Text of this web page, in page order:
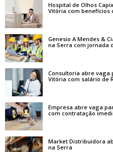
Hospital de Olhos
Vitória com benefícios
Genesio A Mendes &
na Serra com jornada
Consultoria abre vaga
Vitória com salário de
Empresa abre vaga
com contratação
Market Distribuidora
na Serra